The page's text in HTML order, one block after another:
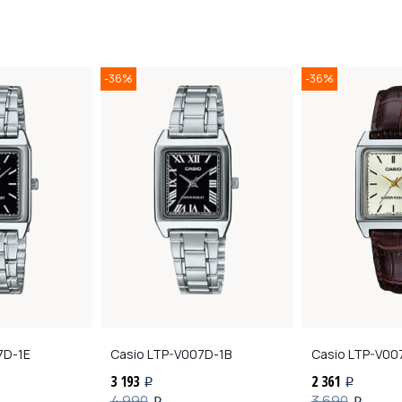
1E
-36%
Casio LTP-V007D-1B
3 193 i
-36%
Casio LTP-
2 361 i